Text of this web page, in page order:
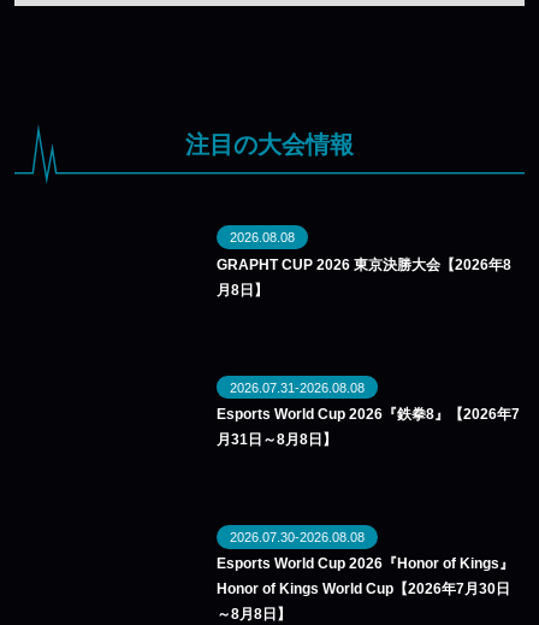
注目の大会情報
2026.08.08
GRAPHT CUP 2026 東京決勝大会【2026年8
月8日】
2026.07.31-2026.08.08
Esports World Cup 2026『鉄拳8』【2026年7
月31日～8月8日】
2026.07.30-2026.08.08
Esports World Cup 2026『Honor of Kings』
Honor of Kings World Cup【2026年7月30日
～8月8日】